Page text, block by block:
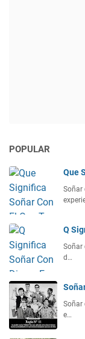
POPULAR
Que
Soñar
Q
Soñar
d…
Soñar
e…